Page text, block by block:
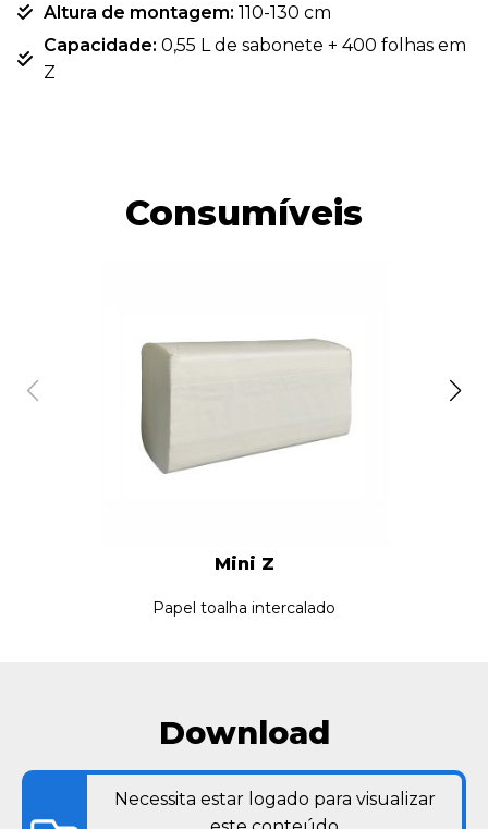
Altura de montagem: 110-130 cm
Capacidade: 0,55 L de sabonete + 400 folhas em
Z
Consumíveis
Mini Z
Papel toalha intercalado
Download
Necessita estar logado para visualizar